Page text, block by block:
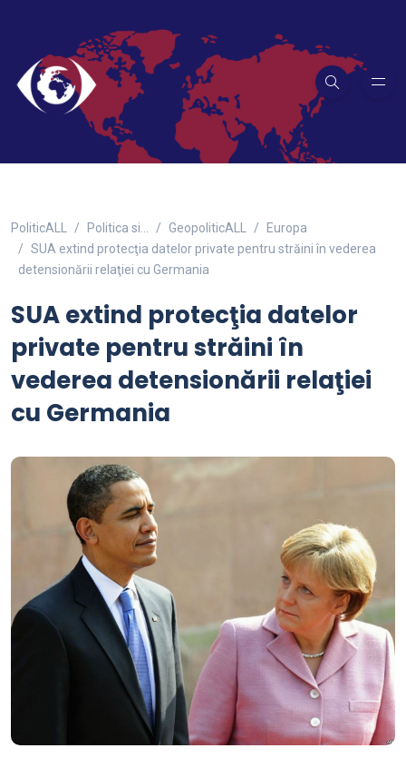
PoliticALL Politica si… GeopoliticALL
Europa
SUA extind protecţia datelor private pentru străini în vederea
detensionării relaţiei cu Germania
SUA extind protecţia datelor
private pentru străini în
vederea detensionării relaţiei
cu Germania